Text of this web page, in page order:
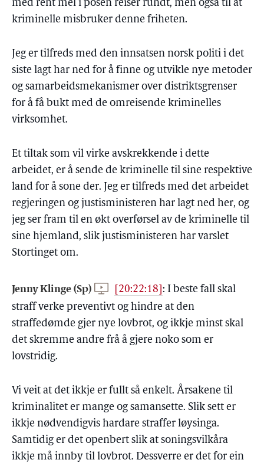
med rent mel i posen reiser rundt, men også til at
kriminelle misbruker denne friheten.
Jeg er tilfreds med den innsatsen norsk politi i det
siste lagt har ned for å finne og utvikle nye metoder
og samarbeidsmekanismer over distriktsgrenser
for å få bukt med de omreisende kriminelles
virksomhet.
Et tiltak som vil virke avskrekkende i dette
arbeidet, er å sende de kriminelle til sine respektive
land for å sone der. Jeg er tilfreds med det arbeidet
regjeringen og justisministeren har lagt ned her, og
jeg ser fram til en økt overførsel av de kriminelle til
sine hjemland, slik justisministeren har varslet
Stortinget om.
Jenny Klinge (Sp) [20:22:18] : I beste fall skal
straff verke preventivt og hindre at den
straffedømde gjer nye lovbrot, og ikkje minst skal
det skremme andre frå å gjere noko som er
lovstridig.
Vi veit at det ikkje er fullt så enkelt. Årsakene til
kriminalitet er mange og samansette. Slik sett er
ikkje nødvendigvis hardare straffer løysinga.
Samtidig er det openbert slik at soningsvilkåra
ikkje må innby til lovbrot. Dessverre er det for ein